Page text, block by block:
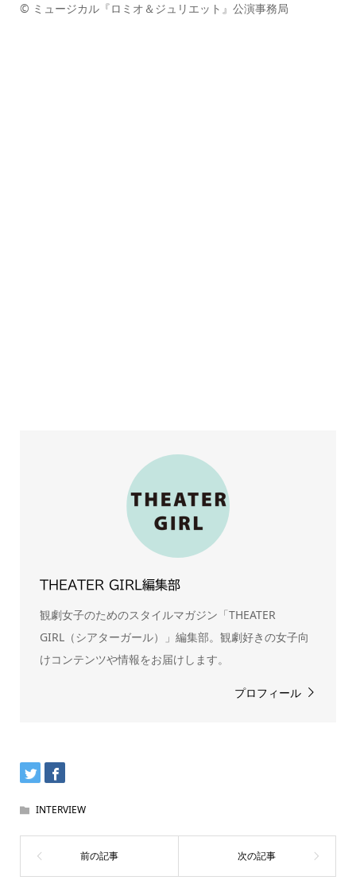
© ミュージカル『ロミオ＆ジュリエット』公演事務局
THEATER GIRL編集部
観劇女子のためのスタイルマガジン「THEATER
GIRL（シアターガール）」編集部。観劇好きの女子向
けコンテンツや情報をお届けします。
プロフィール
INTERVIEW